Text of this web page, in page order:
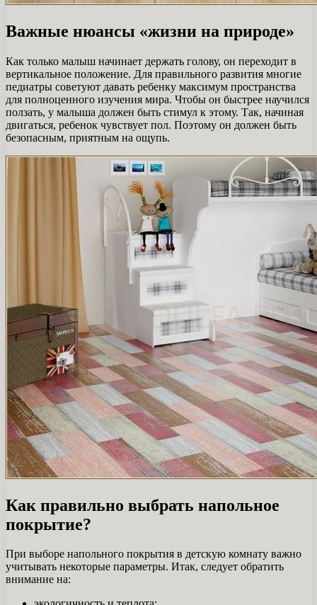
Важные нюансы «жизни на природе»
Как только малыш начинает держать голову, он переходит в
вертикальное положение. Для правильного развития многие
педиатры советуют давать ребенку максимум пространства
для полноценного изучения мира. Чтобы он быстрее научился
ползать, у малыша должен быть стимул к этому. Так, начиная
двигаться, ребенок чувствует пол. Поэтому он должен быть
безопасным, приятным на ощупь.
Как правильно выбрать напольное
покрытие?
При выборе напольного покрытия в детскую комнату важно
учитывать некоторые параметры. Итак, следует обратить
внимание на: